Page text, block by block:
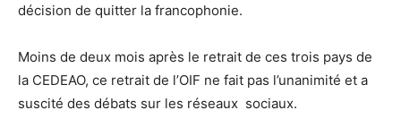
décision de quitter la francophonie.
Moins de deux mois après le retrait de ces trois pays de
la CEDEAO, ce retrait de l’OIF ne fait pas l’unanimité et a
suscité des débats sur les réseaux sociaux.